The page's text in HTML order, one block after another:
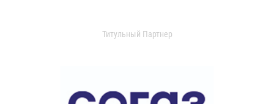
Титульный Партнер